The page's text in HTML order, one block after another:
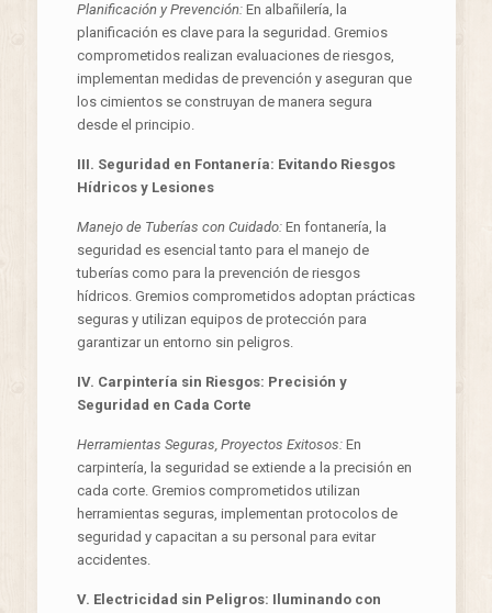
Planificación y Prevención:En albañilería, la
planificación es clave para la seguridad. Gremios
comprometidos realizan evaluaciones de riesgos,
implementan medidas de prevención y aseguran que
los cimientos se construyan de manera segura
desde el principio.
III. Seguridad en Fontanería: Evitando Riesgos
Hídricos y Lesiones
Manejo de Tuberías con Cuidado:En fontanería, la
seguridad es esencial tanto para el manejo de
tuberías como para la prevención de riesgos
hídricos. Gremios comprometidos adoptan prácticas
seguras y utilizan equipos de protección para
garantizar un entorno sin peligros.
IV. Carpintería sin Riesgos: Precisión y
Seguridad en Cada Corte
Herramientas Seguras, Proyectos Exitosos:En
carpintería, la seguridad se extiende a la precisión en
cada corte. Gremios comprometidos utilizan
herramientas seguras, implementan protocolos de
seguridad y capacitan a su personal para evitar
accidentes.
V. Electricidad sin Peligros: Iluminando con